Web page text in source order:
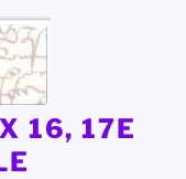
16, 17E